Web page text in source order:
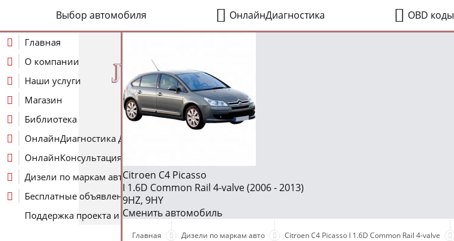
Выбор автомобиля ОнлайнДиагностика OBD коды
J
Главная
О компании
Наши услуги
Магазин
Библиотека
ОнлайнДиагностика Дизеля
ОнлайнКонсультация по Дизелю
Дизели по маркам авто
Бесплатные объявления
Поддержка проекта и оплата услуг
Citroen C4 Picasso
I 1.6D Common Rail 4-valve (2006 - 2013)
9HZ, 9HY
Сменить автомобиль
Главная Дизели по маркам авто Citroen C4 Picasso I 1.6D Common Rail 4-valve